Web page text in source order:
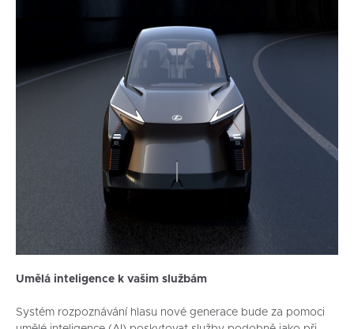
Umělá inteligence k vašim službám
Systém rozpoznávání hlasu nové generace bude za pomoci